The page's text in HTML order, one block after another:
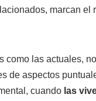
marcan el
como las actuales,
de aspectos
cuando las